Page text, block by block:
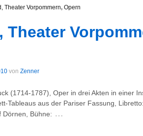
Theater Vorpommern, Opern
von Zenner
(1714-1787), Oper in drei Akten in einer
Tableaus aus der Pariser Fassung,
Dörnen, Bühne: …